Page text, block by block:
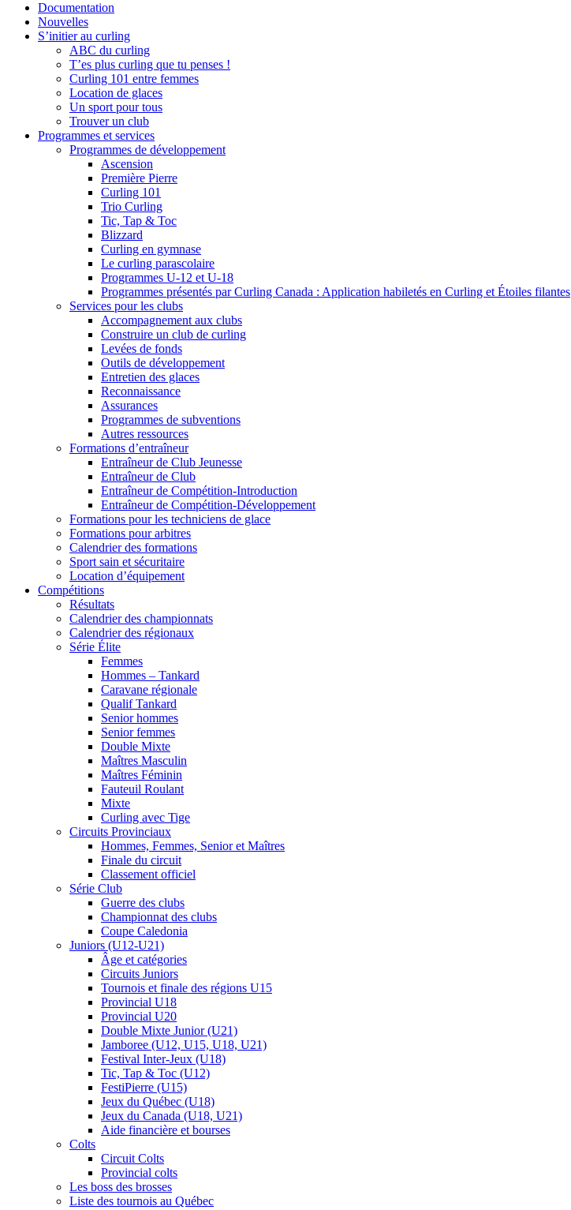
Documentation
Nouvelles
S’initier au curling
ABC du curling
T’es plus curling que tu penses !
Curling 101 entre femmes
Location de glaces
Un sport pour tous
Trouver un club
Programmes et services
Programmes de développement
Ascension
Première Pierre
Curling 101
Trio Curling
Tic, Tap & Toc
Blizzard
Curling en gymnase
Le curling parascolaire
Programmes U-12 et U-18
Programmes présentés par Curling Canada : Application habiletés en Curling et Étoiles filantes
Services pour les clubs
Accompagnement aux clubs
Construire un club de curling
Levées de fonds
Outils de développement
Entretien des glaces
Reconnaissance
Assurances
Programmes de subventions
Autres ressources
Formations d’entraîneur
Entraîneur de Club Jeunesse
Entraîneur de Club
Entraîneur de Compétition-Introduction
Entraîneur de Compétition-Développement
Formations pour les techniciens de glace
Formations pour arbitres
Calendrier des formations
Sport sain et sécuritaire
Location d’équipement
Compétitions
Résultats
Calendrier des championnats
Calendrier des régionaux
Série Élite
Femmes
Hommes – Tankard
Caravane régionale
Qualif Tankard
Senior hommes
Senior femmes
Double Mixte
Maîtres Masculin
Maîtres Féminin
Fauteuil Roulant
Mixte
Curling avec Tige
Circuits Provinciaux
Hommes, Femmes, Senior et Maîtres
Finale du circuit
Classement officiel
Série Club
Guerre des clubs
Championnat des clubs
Coupe Caledonia
Juniors (U12-U21)
Âge et catégories
Circuits Juniors
Tournois et finale des régions U15
Provincial U18
Provincial U20
Double Mixte Junior (U21)
Jamboree (U12, U15, U18, U21)
Festival Inter-Jeux (U18)
Tic, Tap & Toc (U12)
FestiPierre (U15)
Jeux du Québec (U18)
Jeux du Canada (U18, U21)
Aide financière et bourses
Colts
Circuit Colts
Provincial colts
Les boss des brosses
Liste des tournois au Québec